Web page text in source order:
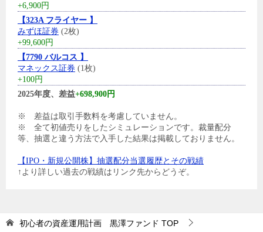
+6,900円
【323A フライヤー 】
みずほ証券 (2枚)
+99,600円
【7790 バルコス 】
マネックス証券 (1枚)
+100円
2025年度、差益+698,900円
※ 差益は取引手数料を考慮していません。
※ 全て初値売りをしたシミュレーションです。裁量配分
等、抽選と違う方法で入手した結果は掲載しておりません。
【IPO・新規公開株】抽選配分当選履歴とその戦績
↑より詳しい過去の戦績はリンク先からどうぞ。
初心者の資産運用計画 黒澤ファンド TOP